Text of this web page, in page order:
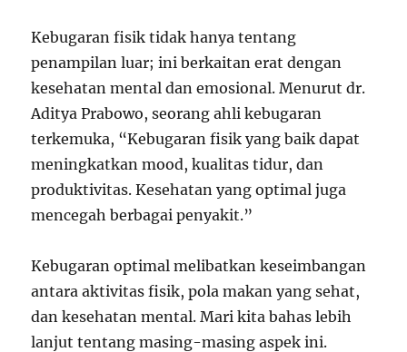
Kebugaran fisik tidak hanya tentang
penampilan luar; ini berkaitan erat dengan
kesehatan mental dan emosional. Menurut dr.
Aditya Prabowo, seorang ahli kebugaran
terkemuka, “Kebugaran fisik yang baik dapat
meningkatkan mood, kualitas tidur, dan
produktivitas. Kesehatan yang optimal juga
mencegah berbagai penyakit.”
Kebugaran optimal melibatkan keseimbangan
antara aktivitas fisik, pola makan yang sehat,
dan kesehatan mental. Mari kita bahas lebih
lanjut tentang masing-masing aspek ini.